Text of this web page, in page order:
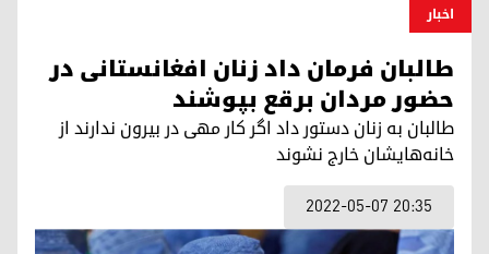
اخبار
طالبان فرمان داد زنان افغانستانی در
حضور مردان برقع بپوشند
طالبان به زنان دستور داد اگر کار مهی در بیرون ندارند از
خانه‌هایشان خارج نشوند
2022-05-07 20:35